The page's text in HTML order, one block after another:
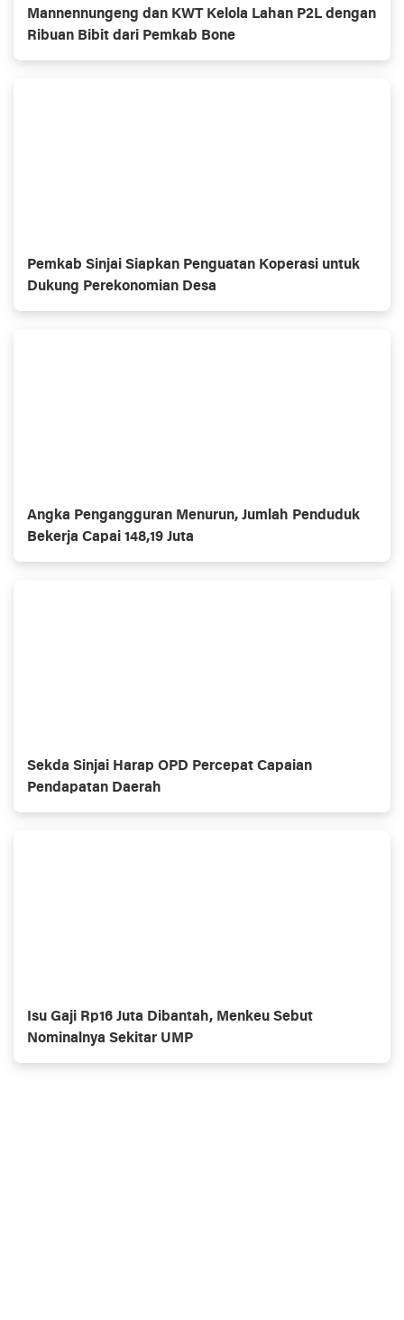
Mannennungeng dan KWT Kelola Lahan P2L dengan
Ribuan Bibit dari Pemkab Bone
Pemkab Sinjai Siapkan Penguatan Koperasi untuk
Dukung Perekonomian Desa
Angka Pengangguran Menurun, Jumlah Penduduk
Bekerja Capai 148,19 Juta
Sekda Sinjai Harap OPD Percepat Capaian
Pendapatan Daerah
Isu Gaji Rp16 Juta Dibantah, Menkeu Sebut
Nominalnya Sekitar UMP